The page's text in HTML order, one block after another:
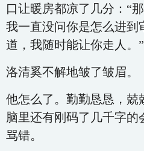
口让暖房都凉了几分：“
我一直没问你是怎么进到
道，我随时能让你走人。”
洛清奚不解地皱了皱眉。
他怎么了。勤勤恳恳，兢
脑里还有刚码了几千字
骂错。